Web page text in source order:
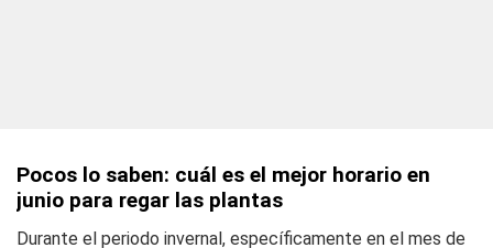
Pocos lo saben: cuál es el mejor horario en
junio para regar las plantas
Durante el periodo invernal, específicamente en el mes de